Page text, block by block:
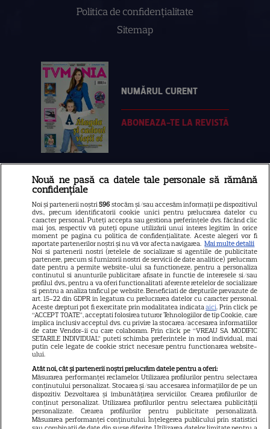
Politica de confidenţialitate
Sitemap
NUMĂRUL CURENT
ABONEAZA-TE LA REVISTĂ
Libertatea
Libertatea pentru femei
GSP
Știri mondene
Avantaje
Elle
Unica
Retete practice
URMĂREȘTE-NE PE
Copyright2026Ringier Romania – Toate Drepturile rezervate
Nouă ne pasă ca datele tale personale să rămână
confidențiale
Noi și partenerii noștri596 stocăm și/sau accesăm informații pe dispozitivul
dvs., precum identificatorii cookie unici pentru prelucrarea datelor cu
caracter personal. Puteți accepta sau gestiona preferințele dvs. făcând clic
mai jos, respectiv vă puteți opune utilizării unui interes legitim în orice
moment pe pagina cu politica de confidențialitate. Aceste alegeri vor fi
raportate partenerilor noștri și nu vă vor afecta navigarea. Mai multe detalii
Noi si partenerii nostri (retelele de socializare si agentiile de publicitate
partenere, precum si furnizorii nostri de servicii de date analitice) prelucram
date pentru a permite website-ului sa functioneze, pentru a personaliza
continutul si anunturile publicitare afisate in functie de interesele si/sau
profilul dvs., pentru a va oferi functionalitati aferente retelelor de socializare
si pentru a analiza traficul pe website. Beneficiati de drepturile prevazute de
art. 15-22 din GDPR in legatura cu prelucrarea datelor cu caracter personal.
Aceste drepturi pot fi exercitate prin modalitatea indicataaici. Prin click pe
“ACCEPT TOATE”, acceptati folosirea tuturor Tehnologiilor de tip Cookie, care
implica inclusiv acceptul dvs. cu privire la stocarea/accesarea informatiilor
de catre Vendor-ii cu care colaboram. Prin click pe “VREAU SA MODIFIC
SETARILE INDIVIDUAL” puteti schimba preferintele in mod individual, mai
putin cele legate de cookie strict necesare pentru functionarea website-
ului.
Atât noi, cât și partenerii noștri prelucrăm datele pentru a oferi:
Măsurarea performanței reclamelor. Utilizarea profilurilor pentru selectarea
conținutului personalizat. Stocarea și/sau accesarea informațiilor de pe un
dispozitiv. Dezvoltarea și îmbunătățirea serviciilor. Crearea profilurilor de
conținut personalizat. Utilizarea profilurilor pentru selectarea publicității
personalizate. Crearea profilurilor pentru publicitate personalizată.
Măsurarea performanței conținutului. Înțelegerea publicului prin statistici